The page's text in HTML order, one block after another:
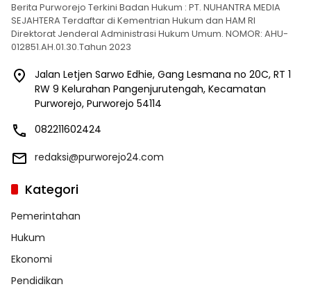
Berita Purworejo Terkini Badan Hukum : PT. NUHANTRA MEDIA
SEJAHTERA Terdaftar di Kementrian Hukum dan HAM RI
Direktorat Jenderal Administrasi Hukum Umum. NOMOR: AHU-
012851.AH.01.30.Tahun 2023
Jalan Letjen Sarwo Edhie, Gang Lesmana no 20C, RT 1
RW 9 Kelurahan Pangenjurutengah, Kecamatan
Purworejo, Purworejo 54114
082211602424
redaksi@purworejo24.com
Kategori
Pemerintahan
Hukum
Ekonomi
Pendidikan